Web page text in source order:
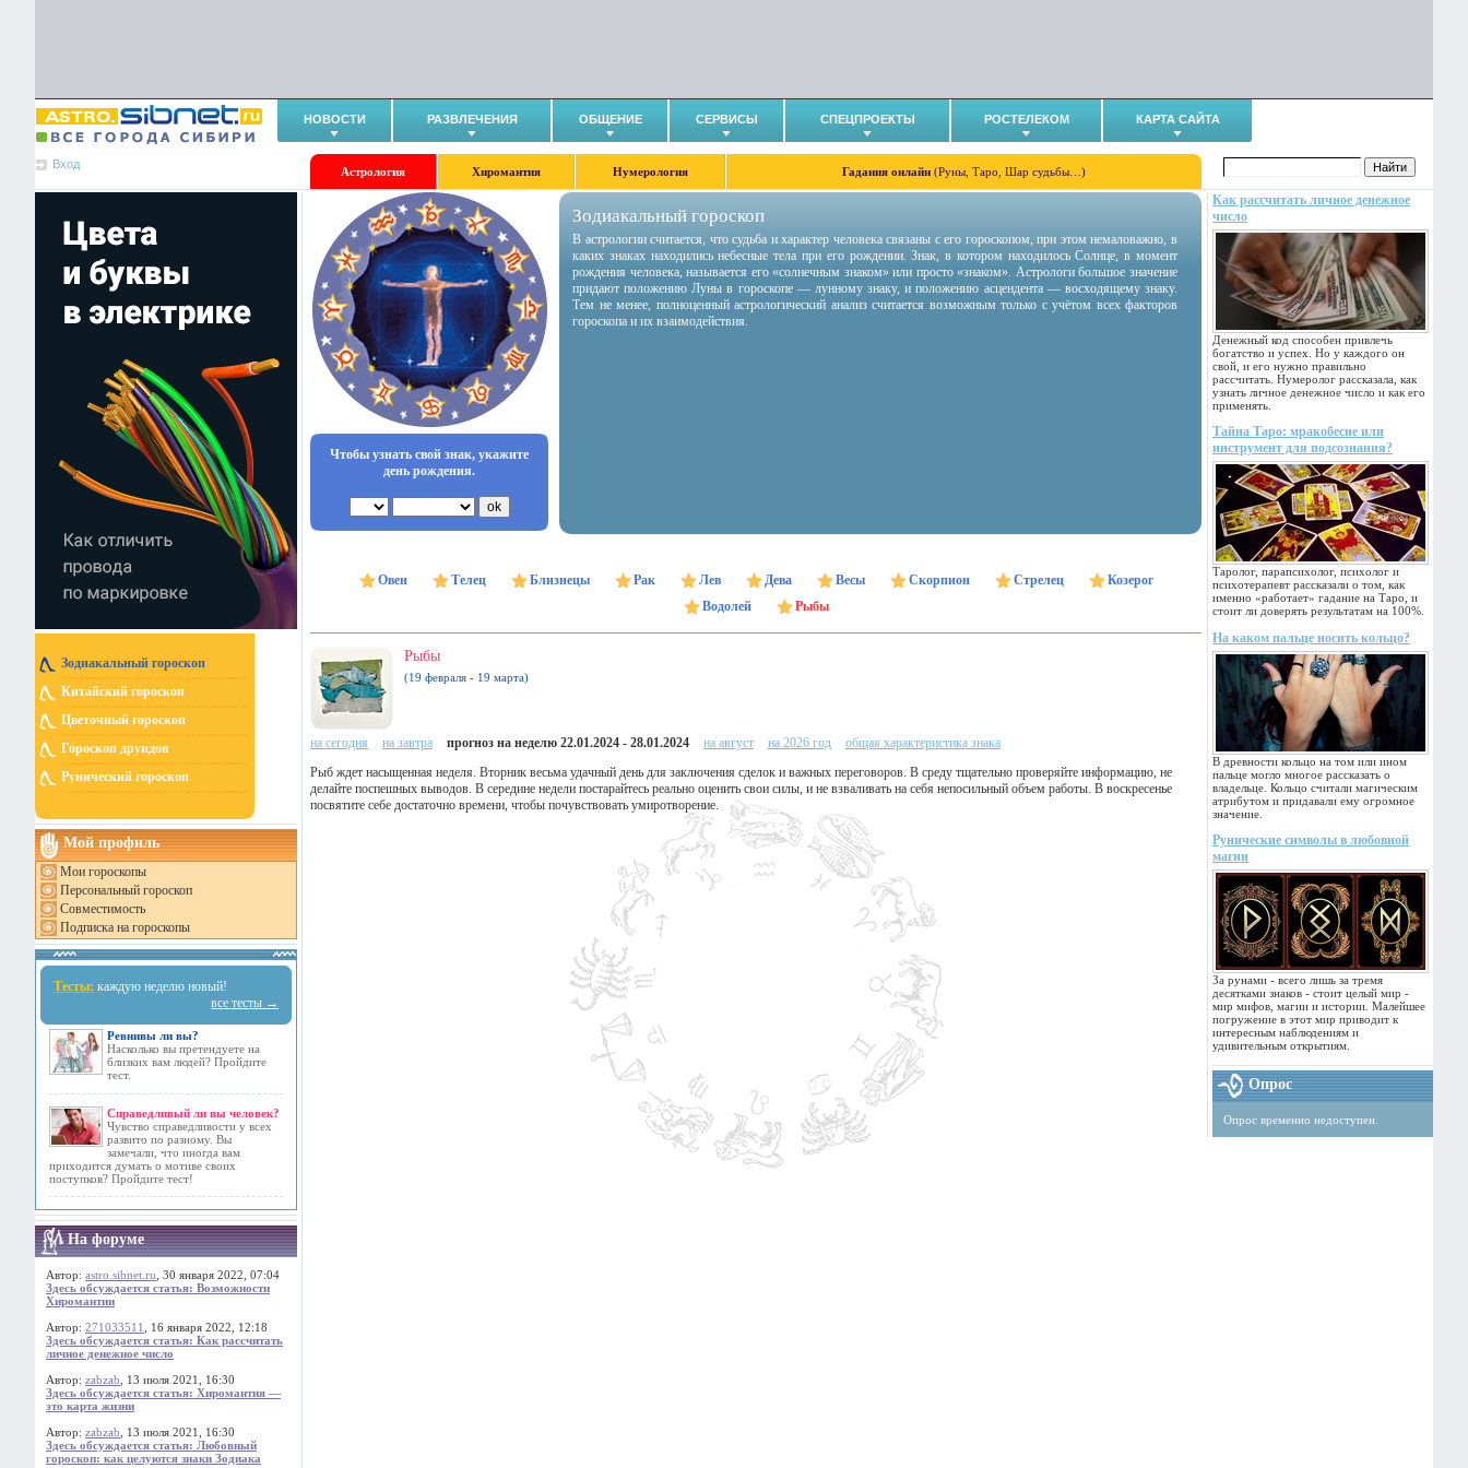
НОВОСТИ РАЗВЛЕЧЕНИЯ ОБЩЕНИЕ СЕРВИСЫ СПЕЦПРОЕКТЫ РОСТЕЛЕКОМ КАРТА САЙТА
Вход
Астрология Хиромантия Нумерология Гадания онлайн (Руны, Таро, Шар судьбы…)
Зодиакальный гороскоп
Китайский гороскоп
Цветочный гороскоп
Гороскоп друидов
Рунический гороскоп
Мой профиль
Мои гороскопы
Персональный гороскоп
Совместимость
Подписка на гороскопы
Тесты: каждую неделю новый!
все тесты →
Ревнивы ли вы?
Насколько вы претендуете на
близких вам людей? Пройдите
тест.
Справедливый ли вы человек?
Чувство справедливости у всех
развито по разному. Вы
замечали, что иногда вам
приходится думать о мотиве своих
поступков? Пройдите тест!
На форуме
Автор: astro.sibnet.ru , 30 января 2022, 07:04
Здесь обсуждается статья: Возможности
Хиромантии
Автор: 271033511
, 16 января 2022, 12:18
Здесь обсуждается статья: Как рассчитать
личное денежное число
Автор: zabzab , 13 июля 2021, 16:30
Здесь обсуждается статья: Хиромантия —
это карта жизни
Автор: zabzab , 13 июля 2021, 16:30
Здесь обсуждается статья: Любовный
гороскоп: как целуются знаки Зодиака
Как рассчитать личное денежное
число
Денежный код способен привлечь
богатство и успех. Но у каждого он
свой, и его нужно правильно
рассчитать. Нумеролог рассказала, как
узнать личное денежное число и как его
применять.
Тайна Таро: мракобесие или
инструмент для подсознания?
Таролог, парапсихолог, психолог и
психотерапевт рассказали о том, как
именно «работает» гадание на Таро, и
стоит ли доверять результатам на 100%.
На каком пальце носить кольцо?
В древности кольцо на том или ином
пальце могло многое рассказать о
владельце. Кольцо считали магическим
атрибутом и придавали ему огромное
значение.
Рунические символы в любовной
магии
За рунами - всего лишь за тремя
десятками знаков - стоит целый мир -
мир мифов, магии и истории. Малейшее
погружение в этот мир приводит к
интересным наблюдениям и
удивительным открытиям.
Опрос
Опрос временно недоступен.
Чтобы узнать свой знак, укажите
день рождения.
Зодиакальный гороскоп
В астрологии считается, что судьба и характер человека связаны с его гороскопом, при этом немаловажно, в
каких знаках находились небесные тела при его рождении. Знак, в котором находилось Солнце, в момент
рождения человека, называется его «солнечным знаком» или просто «знаком». Астрологи большое значение
придают положению Луны в гороскопе — лунному знаку, и положению асцендента — восходящему знаку.
Тем не менее, полноценный астрологический анализ считается возможным только с учётом всех факторов
гороскопа и их взаимодействия.
Овен Телец Близнецы Рак Лев Дева Весы Скорпион Стрелец
Козерог
Водолей
Рыбы
Рыбы
(19 февраля - 19 марта)
на сегодня на завтра прогноз на неделю 22.01.2024 - 28.01.2024 на август на 2026 год
общая характеристика знака
Рыб ждет насыщенная неделя. Вторник весьма удачный день для заключения сделок и важных переговоров. В среду тщательно проверяйте информацию, не
делайте поспешных выводов. В середине недели постарайтесь реально оценить свои силы, и не взваливать на себя непосильный объем работы. В воскресенье
посвятите себе достаточно времени, чтобы почувствовать умиротворение.